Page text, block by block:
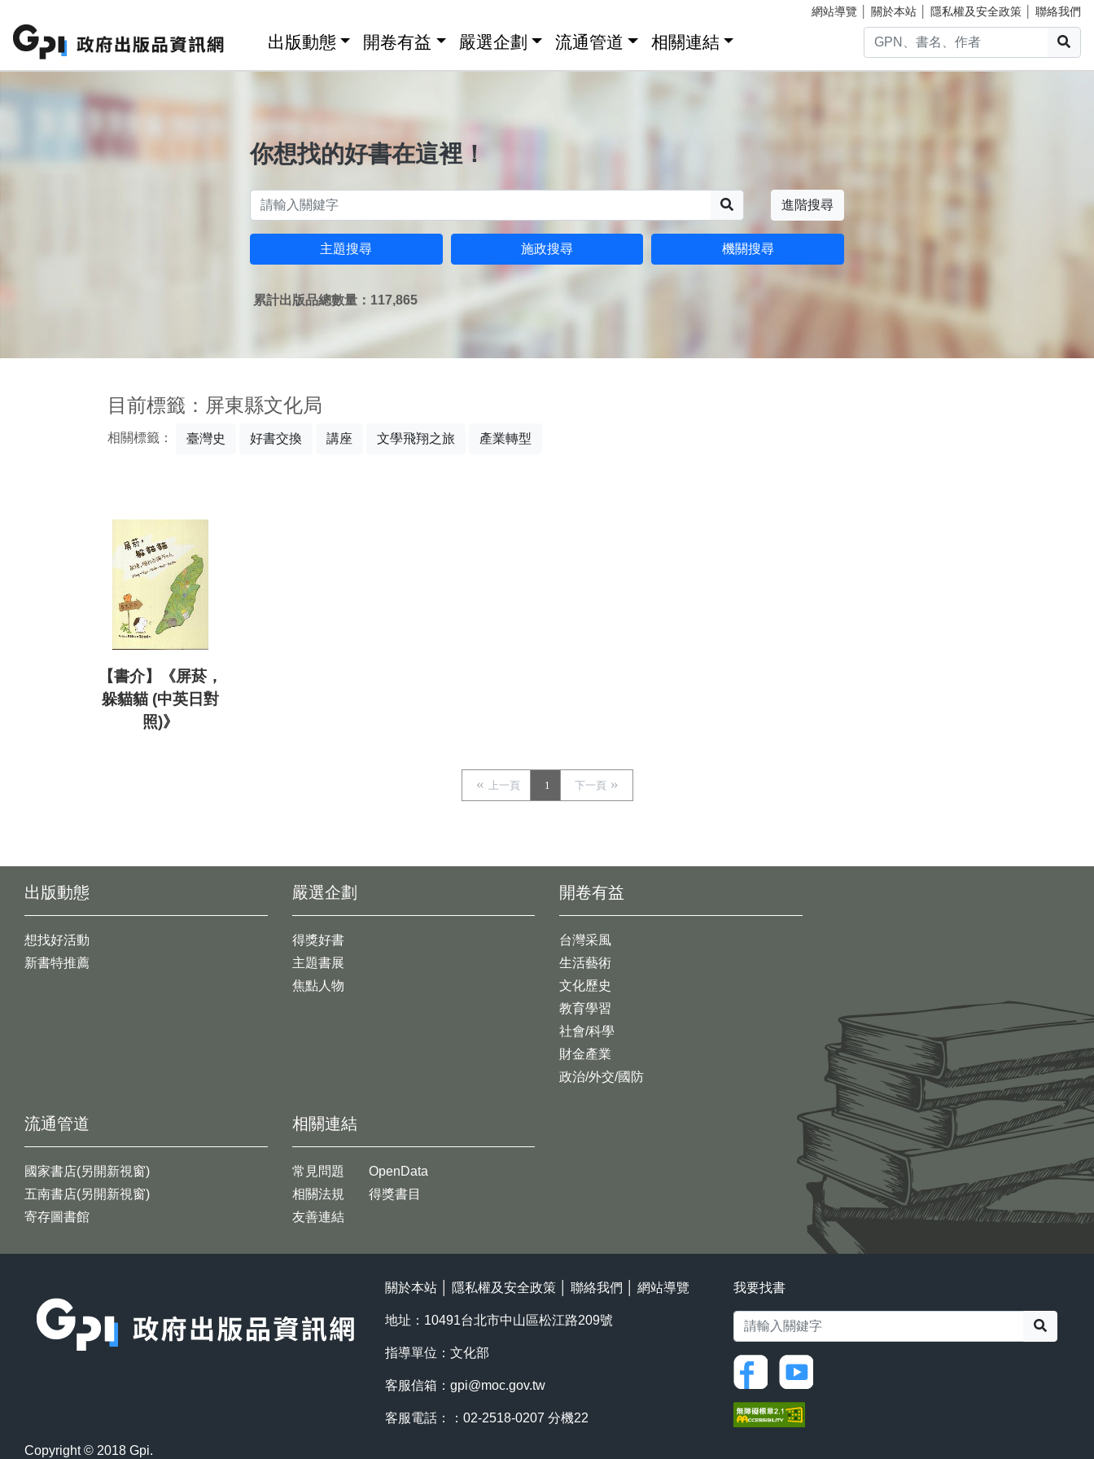
網站導覽 關於本站 隱私權及安全政策 聯絡我們
出版動態 開卷有益 嚴選企劃 流通管道 相關連結
你想找的好書在這裡！
進階搜尋
主題搜尋 施政搜尋 機關搜尋
累計出版品總數量：117,865
目前標籤：屏東縣文化局
相關標籤： 臺灣史 好書交換 講座 文學飛翔之旅 產業轉型
【書介】《屏菸，
躲貓貓 (中英日對
照)》
上一頁 1 下一頁
出版動態
想找好活動
新書特推薦
開卷有益
台灣采風
生活藝術
文化歷史
教育學習
社會/科學
財金產業
政治/外交/國防
嚴選企劃
得獎好書
主題書展
焦點人物
流通管道
國家書店(另開新視窗)
五南書店(另開新視窗)
寄存圖書館
相關連結
常見問題
相關法規
友善連結
OpenData
得獎書目
關於本站 隱私權及安全政策 聯絡我們 網站導覽
地址：10491台北市中山區松江路209號
指導單位：文化部
客服信箱： gpi@moc.gov.tw
客服電話：：02-2518-0207 分機22
我要找書
Copyright © 2018 Gpi.